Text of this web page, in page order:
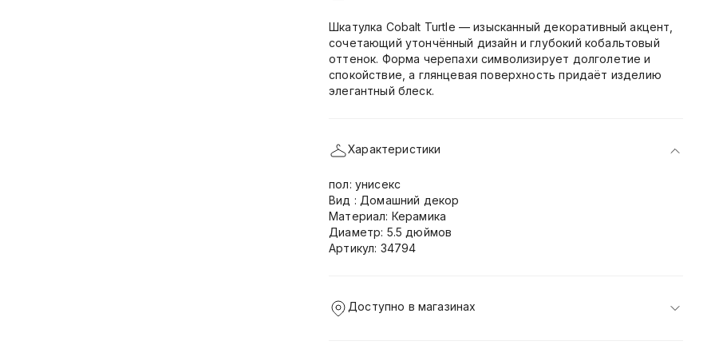
Шкатулка Cobalt Turtle — изысканный декоративный акцент,
сочетающий утончённый дизайн и глубокий кобальтовый
оттенок. Форма черепахи символизирует долголетие и
спокойствие, а глянцевая поверхность придаёт изделию
элегантный блеск.
Характеристики
пол: унисекс
Вид : Домашний декор
Материал: Керамика
Диаметр: 5.5 дюймов
Артикул: 34794
Доступно в магазинах